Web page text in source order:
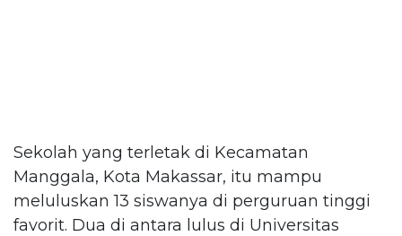
Sekolah yang terletak di Kecamatan
Manggala, Kota Makassar, itu mampu
meluluskan 13 siswanya di perguruan tinggi
favorit. Dua di antara lulus di Universitas